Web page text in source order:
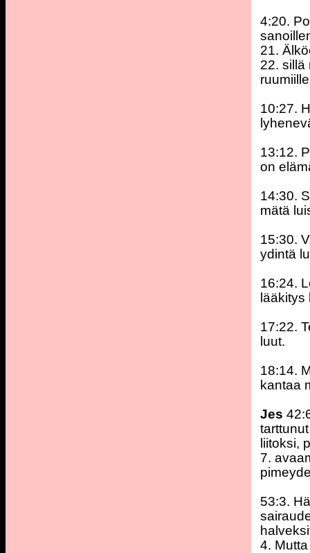
4:20.
21.
22. sillä
10:27.
13:12.
on
14:30.
mätä
15:30.
ydintä
16:24.
lääkitys
17:22.
luut.
18:14.
kantaa
Jes
liitoksi,
7.
53:3.
4.